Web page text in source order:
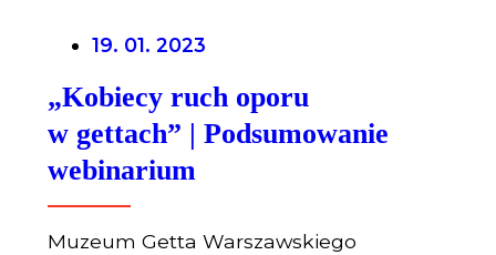
19. 01. 2023
„Kobiecy ruch oporu
w gettach” | Podsumowanie
webinarium
Muzeum Getta Warszawskiego